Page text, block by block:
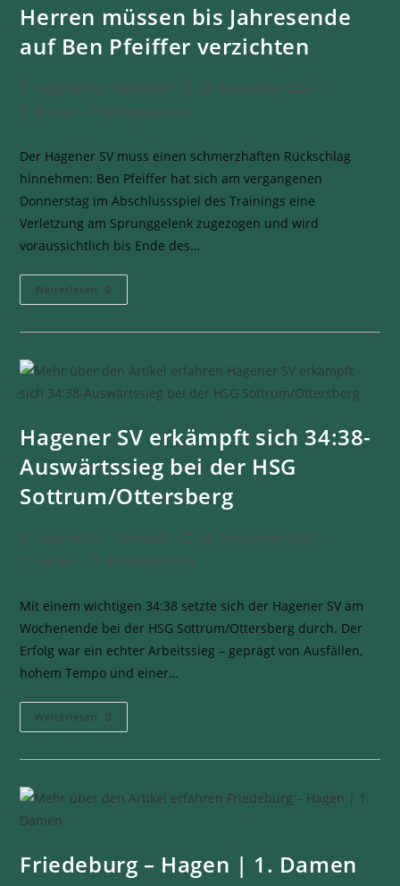
Herren müssen bis Jahresende
auf Ben Pfeiffer verzichten
Hagener SV - Handball
27. November 2025
Presse
0 Kommentare
Der Hagener SV muss einen schmerzhaften Rückschlag
hinnehmen: Ben Pfeiffer hat sich am vergangenen
Donnerstag im Abschlussspiel des Trainings eine
Verletzung am Sprunggelenk zugezogen und wird
voraussichtlich bis Ende des…
Weiterlesen
Hagener SV erkämpft sich 34:38-
Auswärtssieg bei der HSG
Sottrum/Ottersberg
Hagener SV - Handball
24. November 2025
Herren
0 Kommentare
Mit einem wichtigen 34:38 setzte sich der Hagener SV am
Wochenende bei der HSG Sottrum/Ottersberg durch. Der
Erfolg war ein echter Arbeitssieg – geprägt von Ausfällen,
hohem Tempo und einer…
Weiterlesen
Friedeburg – Hagen | 1. Damen